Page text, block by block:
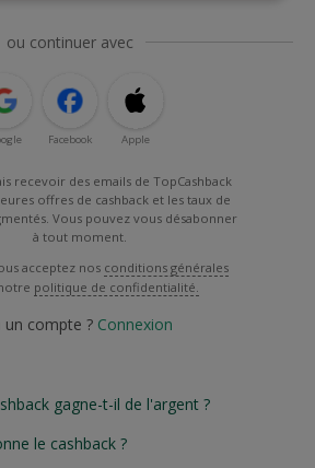
ou continuer avec
Facebook Apple
recevoir des emails de TopCashback
offres de cashback et les taux de
Vous pouvez vous désabonner
à tout moment.
acceptez nos conditions générales
politique de confidentialité.
un compte ? Connexion
gagne-t-il de l'argent ?
le cashback ?